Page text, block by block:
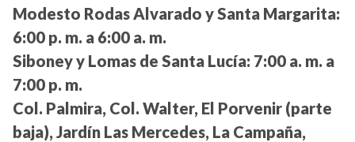
Modesto Rodas Alvarado y Santa Margarita:
6:00 p. m. a 6:00 a. m.
Siboney y Lomas de Santa Lucía: 7:00 a. m. a
7:00 p. m.
Col. Palmira, Col. Walter, El Porvenir (parte
baja), Jardín Las Mercedes, La Campaña,